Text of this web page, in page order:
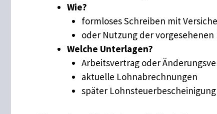
Wie?
formloses Schreiben mit
oder Nutzung der
Welche Unterlagen?
Arbeitsvertrag oder
aktuelle Lohnabrechnungen
später